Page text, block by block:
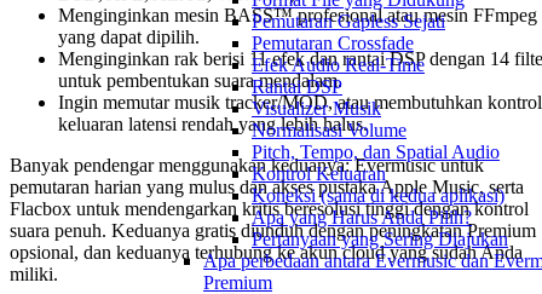
Pemutaran Gapless Sejati
Pemutaran Crossfade
Efek Audio Real-Time
Rantai DSP
Visualizer Musik
Normalisasi Volume
Pitch, Tempo, dan Spatial Audio
Kontrol Keluaran
Koneksi (sama di kedua aplikasi)
Apa yang Harus Anda Pilih?
Pertanyaan yang Sering Diajukan
Apa perbedaan antara Evermusic dan
Premium
Menginginkan mesin BASS™ profesional atau mesin FFmpeg
yang dapat dipilih.
Menginginkan rak berisi 11 efek dan rantai DSP dengan 14
untuk pembentukan suara mendalam.
Ingin memutar musik tracker/MOD, atau membutuhkan kontrol
keluaran latensi rendah yang lebih halus.
Banyak pendengar menggunakan keduanya: Evermusic untuk
pemutaran harian yang mulus dan akses pustaka Apple Music, serta
Flacbox untuk mendengarkan kritis beresolusi tinggi dengan kontrol
suara penuh. Keduanya gratis diunduh dengan peningkatan Premium
opsional, dan keduanya terhubung ke akun cloud yang sudah Anda
miliki.